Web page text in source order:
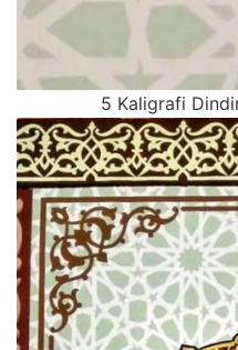
5 Kaligrafi